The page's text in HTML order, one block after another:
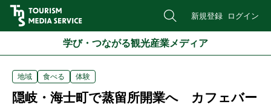
新規登録 ログイン
学び・つながる観光産業メディア
地域 食べる 体験
隠岐・海士町で蒸留所開業へ カフェバー